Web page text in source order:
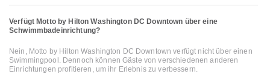
Verfügt Motto by Hilton Washington DC Downtown über eine
Schwimmbadeinrichtung?
Nein, Motto by Hilton Washington DC Downtown verfügt nicht über einen
Swimmingpool. Dennoch können Gäste von verschiedenen anderen
Einrichtungen profitieren, um ihr Erlebnis zu verbessern.